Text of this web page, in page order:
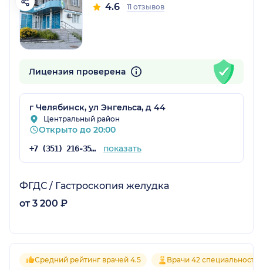
4.6 11 отзывов
Лицензия проверена
г Челябинск, ул Энгельса, д 44
Центральный район
Открыто до 20:00
+7 (351) 216-35-36 показать
ФГДС / Гастроскопия желудка
от 3 200 ₽
Средний рейтинг врачей 4.5 Врачи 42